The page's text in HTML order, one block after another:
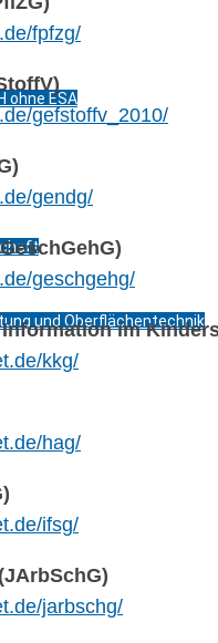
ohne ESA
und Oberflächentechnik
fpfzg/
gefstoffv_2010/
gendg/
geschgehg/
im
kkg/
hag/
ifsg/
jarbschg/